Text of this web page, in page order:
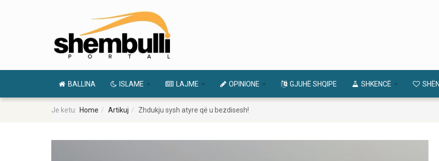
BALLINA ISLAME LAJME OPINIONE GJUHË SHQIPE SHKENCË
Je ketu: Home Artikuj Zhdukju sysh atyre që u bezdisesh!